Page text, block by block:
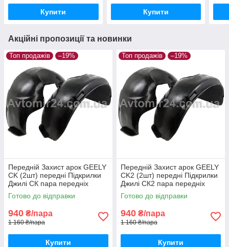
Купити Купити
Акційні пропозиції та новинки
Топ продажів –19%
Передній Захист арок GEELY
СK (2шт) передні Підкрилки
Джилі СК пара передніх
Готово до відправки
940 ₴/пара
1 160 ₴/пара
Купити
Топ продажів –19%
Передній Захист арок GEELY
СK2 (2шт) передні Підкрилки
Джилі СК2 пара передніх
Готово до відправки
940 ₴/пара
1 160 ₴/пара
Купити